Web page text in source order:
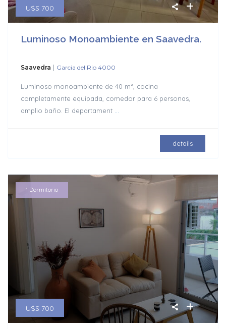
U$S 700
Luminoso Monoambiente en Saavedra.
Saavedra | Garcia del Rio 4000
Luminoso monoambiente de 40 m², cocina
completamente equipada, comedor para 6 personas,
amplio baño. El departament ...
details
U$S 700
1 Dormitorio